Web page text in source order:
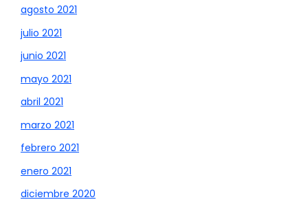
agosto 2021
julio 2021
junio 2021
mayo 2021
abril 2021
marzo 2021
febrero 2021
enero 2021
diciembre 2020